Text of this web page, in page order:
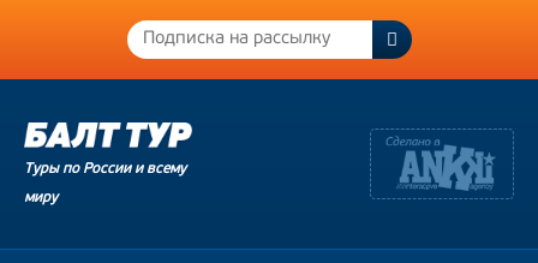
Туры по России и всему
миру